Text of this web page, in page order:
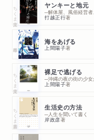
ちくま文庫 ヤンキーと地元
─解体屋、風俗経営
打越正行著
海をあげる
上間陽子著
ちくま文庫 裸足で逃げる
─沖縄の夜の街の少女
上間陽子著
ちくま新書 生活史の方法
─人生を聞いて書く
岸政彦著